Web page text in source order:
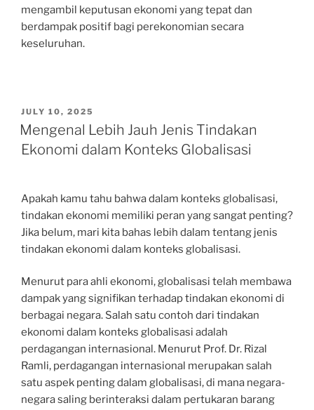
mengambil keputusan ekonomi yang tepat dan
berdampak positif bagi perekonomian secara
keseluruhan.
POSTED
ON
JULY 10, 2025
Mengenal Lebih Jauh Jenis Tindakan
Ekonomi dalam Konteks Globalisasi
Apakah kamu tahu bahwa dalam konteks globalisasi,
tindakan ekonomi memiliki peran yang sangat penting?
Jika belum, mari kita bahas lebih dalam tentang jenis
tindakan ekonomi dalam konteks globalisasi.
Menurut para ahli ekonomi, globalisasi telah membawa
dampak yang signifikan terhadap tindakan ekonomi di
berbagai negara. Salah satu contoh dari tindakan
ekonomi dalam konteks globalisasi adalah
perdagangan internasional. Menurut Prof. Dr. Rizal
Ramli, perdagangan internasional merupakan salah
satu aspek penting dalam globalisasi, di mana negara-
negara saling berinteraksi dalam pertukaran barang